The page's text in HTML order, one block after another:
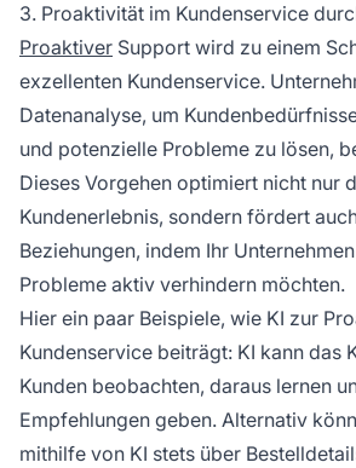
3. Proaktivität im Kundenservice
Proaktiver Support wird zu einem
exzellenten Kundenservice.
Datenanalyse, um
und potenzielle Probleme zu lösen,
Dieses Vorgehen optimiert nicht nur
Kundenerlebnis, sondern fördert
Beziehungen, indem Ihr
Probleme aktiv verhindern möchten.
Hier ein paar Beispiele, wie KI zur
Kundenservice beiträgt: KI kann das
Kunden beobachten, daraus lernen
Empfehlungen geben. Alternativ
mithilfe von KI stets über